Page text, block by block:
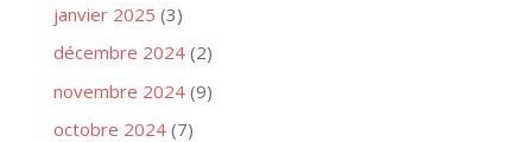
janvier 2025 (3)
décembre 2024(2)
novembre 2024(9)
octobre 2024(7)